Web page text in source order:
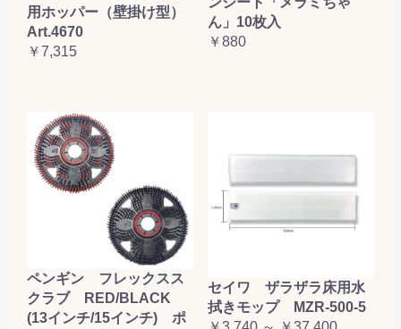
用ホッパー（壁掛け型）
Art.4670
￥7,315
ん」10枚入
￥880
ペンギン フレックスス
クラブ RED/BLACK
(13インチ/15インチ) ポ
セイワ ザラザラ床用水
拭きモップ MZR-500-5